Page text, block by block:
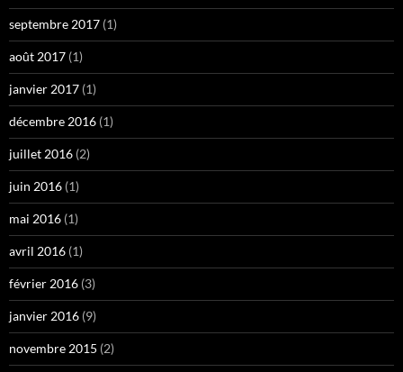
septembre 2017 (1)
août 2017 (1)
janvier 2017 (1)
décembre 2016 (1)
juillet 2016 (2)
juin 2016 (1)
mai 2016 (1)
avril 2016 (1)
février 2016 (3)
janvier 2016 (9)
novembre 2015 (2)